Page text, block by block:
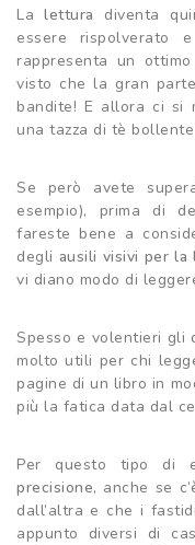
Lalettura
diventa
essere rispolverato
rappresenta un
visto che la gran
bandite! E allora ci si
una tazza di tè
Se però avete
esempio), prima di
fareste bene a
degli ausili visivi per la
vi diano modo di
Spesso e volentieri gli
molto utili per chi
pagine di un libro in
più la fatica data dal
Per questo tipo di
precisione, anche se
dall’altra e che i
appunto diversi di